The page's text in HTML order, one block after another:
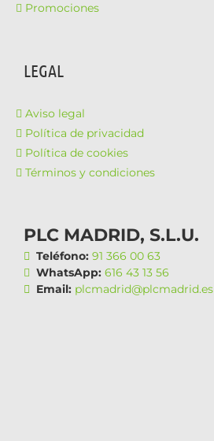
Promociones
LEGAL
Aviso legal
Política de privacidad
Política de cookies
Términos y condiciones
PLC MADRID, S.L.U.
Teléfono: 91 366 00 63
WhatsApp: 616 43 13 56
Email: plcmadrid@plcmadrid.es